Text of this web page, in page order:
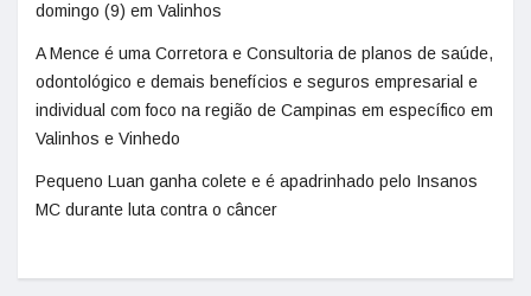
domingo (9) em Valinhos
A Mence é uma Corretora e Consultoria de planos de saúde,
odontológico e demais benefícios e seguros empresarial e
individual com foco na região de Campinas em específico em
Valinhos e Vinhedo
Pequeno Luan ganha colete e é apadrinhado pelo Insanos
MC durante luta contra o câncer